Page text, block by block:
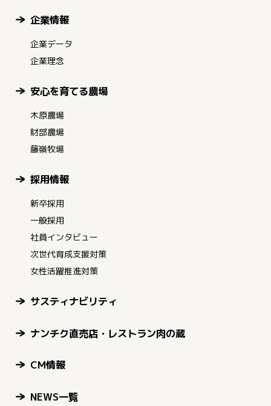
企業情報
企業データ
企業理念
安心を育てる農場
木原農場
財部農場
藤嶺牧場
採用情報
新卒採用
一般採用
社員インタビュー
次世代育成支援対策
女性活躍推進対策
サスティナビリティ
ナンチク直売店・レストラン肉の蔵
CM情報
NEWS一覧